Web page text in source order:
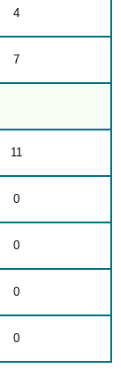
4
7
11
0
0
0
0